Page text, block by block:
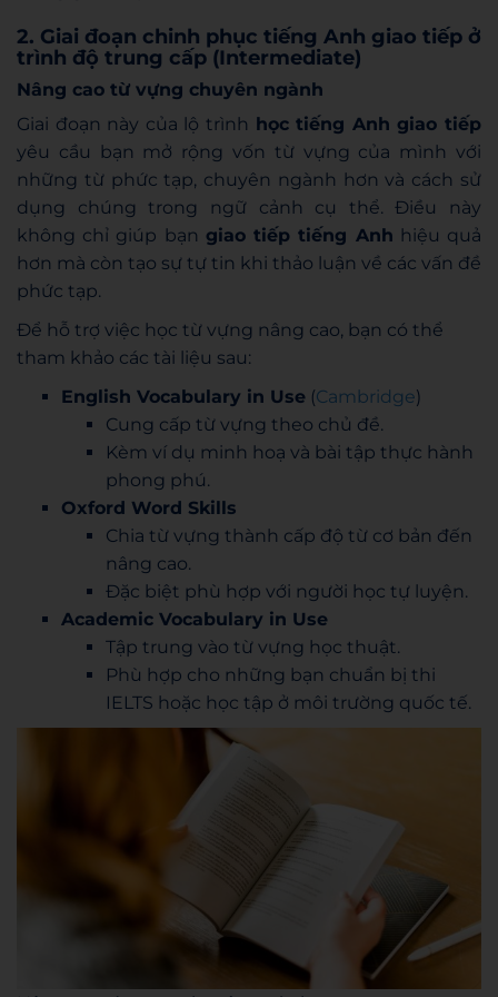
2. Giai đoạn chinh phục tiếng Anh giao tiếp ở
trình độ trung cấp (Intermediate)
Nâng cao từ vựng chuyên ngành
Giai đoạn này của lộ trình học tiếng Anh giao tiếp
yêu cầu bạn mở rộng vốn từ vựng của mình với
những từ phức tạp, chuyên ngành hơn và cách sử
dụng chúng trong ngữ cảnh cụ thể. Điều này
không chỉ giúp bạn giao tiếp tiếng Anh hiệu quả
hơn mà còn tạo sự tự tin khi thảo luận về các vấn đề
phức tạp.
Để hỗ trợ việc học từ vựng nâng cao, bạn có thể
tham khảo các tài liệu sau:
English Vocabulary in Use (Cambridge)
Cung cấp từ vựng theo chủ đề.
Kèm ví dụ minh hoạ và bài tập thực hành
phong phú.
Oxford Word Skills
Chia từ vựng thành cấp độ từ cơ bản đến
nâng cao.
Đặc biệt phù hợp với người học tự luyện.
Academic Vocabulary in Use
Tập trung vào từ vựng học thuật.
Phù hợp cho những bạn chuẩn bị thi
IELTS hoặc học tập ở môi trường quốc tế.